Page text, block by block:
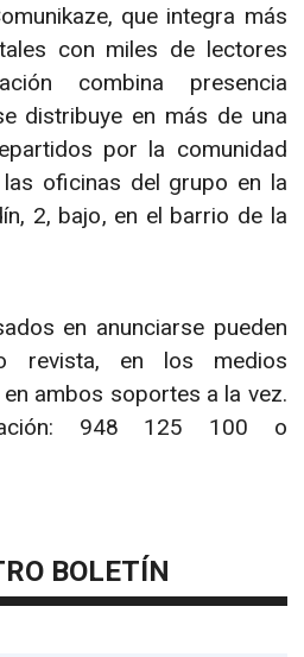
que integra más
con miles de lectores
combina presencia
distribuye en más de una
por la comunidad
oficinas del grupo en la
2, bajo, en el barrio de la
en anunciarse pueden
revista, en los medios
ambos soportes a la vez.
948 125 100 o
BOLETÍN